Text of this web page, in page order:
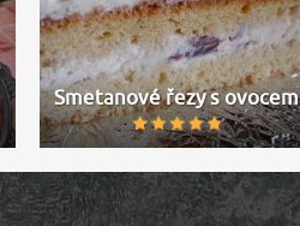
Smetanové řezy s ovocem